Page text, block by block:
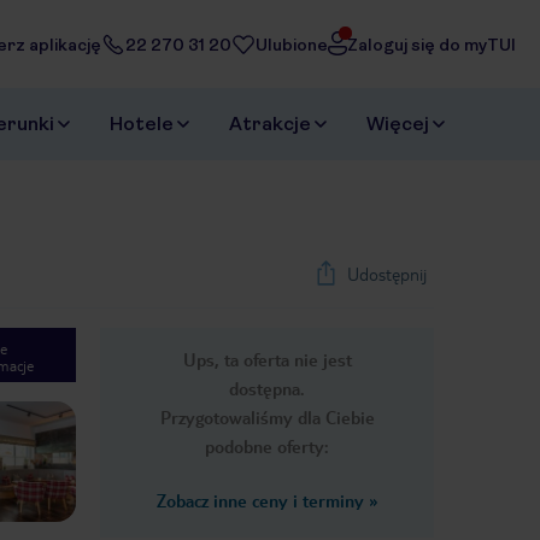
aplikację 22 270 31 20 Ulubione Zaloguj się do myTUI
Hotele Atrakcje Więcej
Udostępnij
Ups, ta oferta nie jest
dostępna.
Przygotowaliśmy dla Ciebie
podobne oferty:
Zobacz inne ceny i terminy »
Next slide
1/28